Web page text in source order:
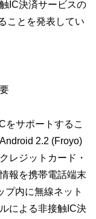
IC決済サービスの
ことを発表してい
をサポートするこ
2.2 (Froyo)
レジットカード・
報を携帯電話端末
プ内に無線ネット
による非接触IC決